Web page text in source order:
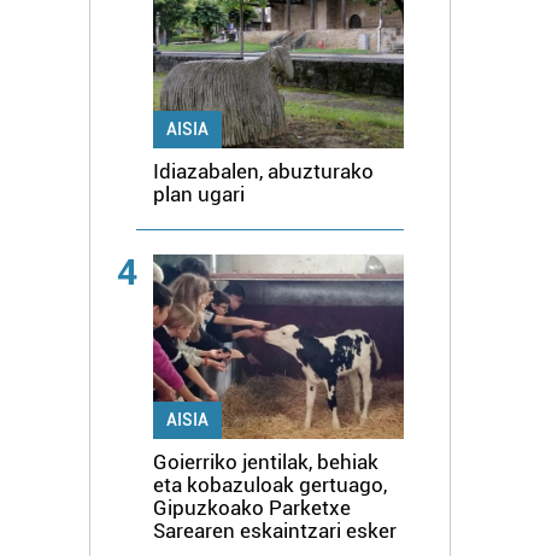
AISIA
Idiazabalen, abuzturako
plan ugari
4
AISIA
Goierriko jentilak, behiak
eta kobazuloak gertuago,
Gipuzkoako Parketxe
Sarearen eskaintzari esker